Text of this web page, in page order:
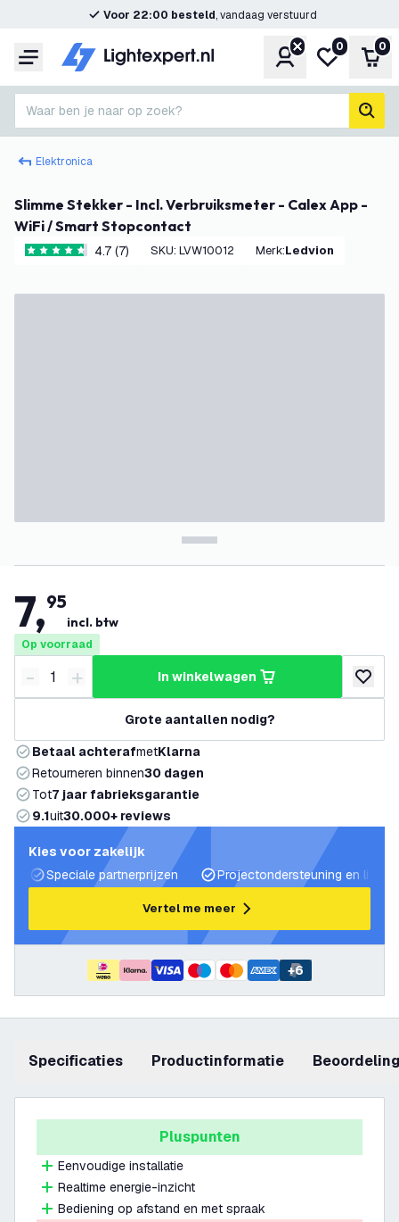
Voor 22:00 besteld, vandaag verstuurd
Menu Account
Mijn
0 0
Waar ben je naar op zoek?
Elektronica
Slimme Stekker - Incl. Verbruiksmeter - Calex App -
WiFi / Smart Stopcontact
4.7 score sterren
4.7 (7) SKU: LVW10012 Merk: Ledvion
7,95
incl. btw
Op voorraad
Verminder hoeveelheid
- Verhoog hoeveelheid
+ in winkelwagen
Grote aantallen nodig?
Betaal achterafmetKlarna
Retourneren binnen30 dagen
Tot7 jaar fabrieksgarantie
9.1uit30.000+ reviews
Kies voor zakelijk
Speciale partnerprijzen
Projectondersteuning en
Vertel me meer
+6
Specificaties productinformatie
Pluspunten
Eenvoudige installatie
Realtime energie-inzicht
Bediening op afstand en met spraak